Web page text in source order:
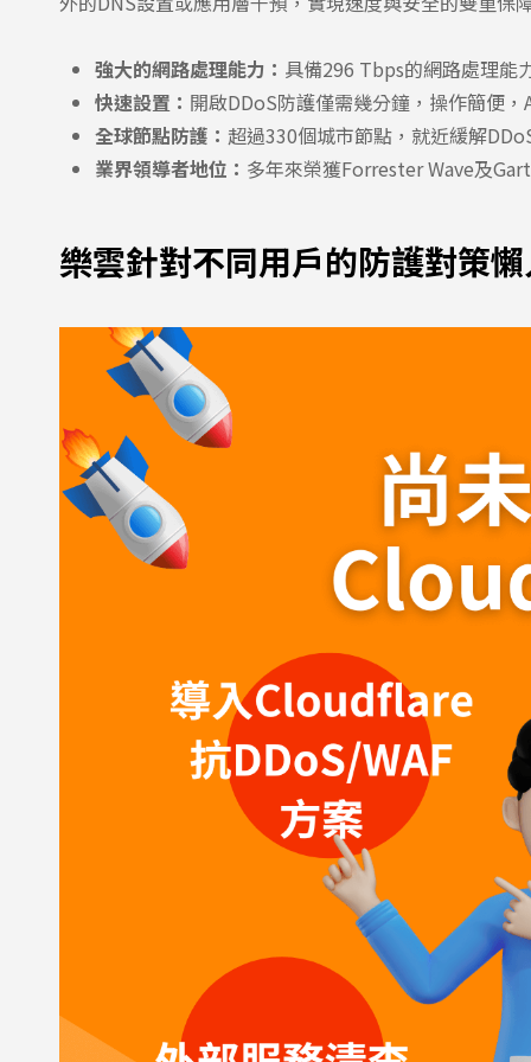
強大的網路處理能力： 具備296 Tbps的網路處理能
快速設置： 開啟DDoS防護僅需幾分鐘，操作簡便，
全球節點防護： 超過330個城市節點，就近緩解
業界領導者地位： 多年來榮獲Forrester Wave及
樂雲針對不同用戶的防護對策